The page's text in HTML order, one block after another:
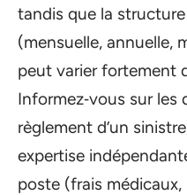
tandis que la
(mensuelle, annuelle,
peut varier fortement
Informez‑vous sur les
règlement d’un
expertise
poste (frais